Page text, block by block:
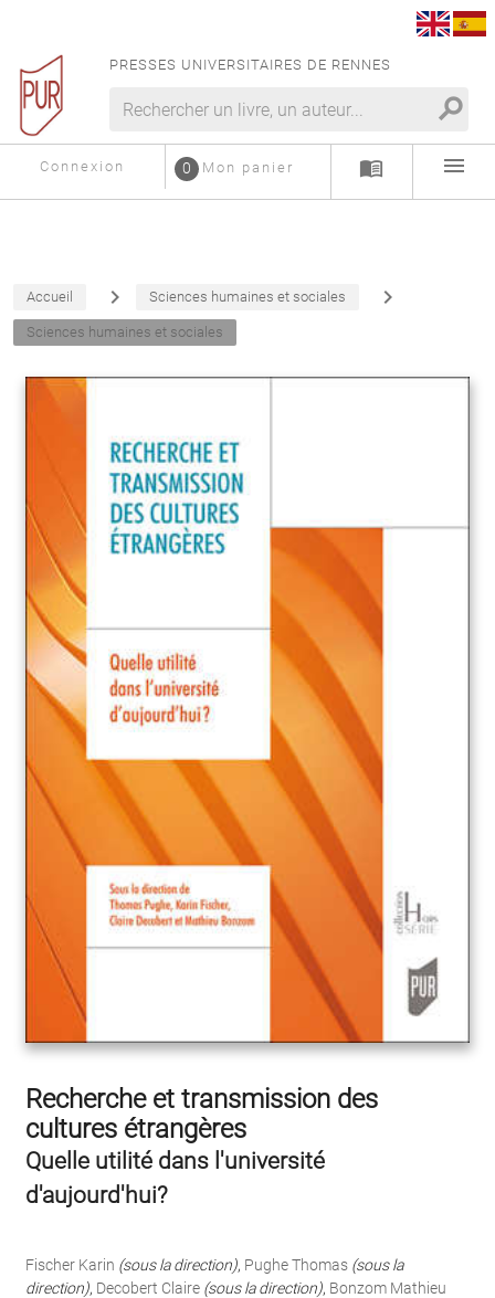
PRESSES UNIVERSITAIRES DE RENNES
search
Connexion Mon panier
0 menu_book menu
Accueil navigate_next Sciences humaines et sociales navigate_next
Sciences humaines et sociales
Recherche et transmission des
cultures étrangères
Quelle utilité dans l'université
d'aujourd'hui?
Fischer Karin (sous la direction), Pughe Thomas (sous la
direction), Decobert Claire (sous la direction), Bonzom Mathieu